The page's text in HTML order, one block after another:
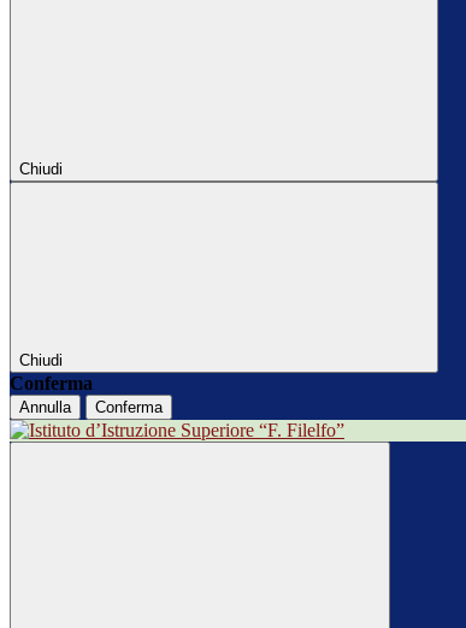
Chiudi
Chiudi
Conferma
Annulla Conferma